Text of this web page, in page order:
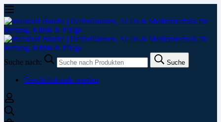
Suche nach: Suche
Geschäftskunde werden